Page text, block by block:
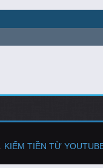
KIẾM TIỀN TỪ